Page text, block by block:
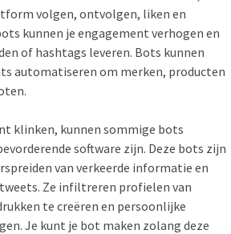
volgen, ontvolgen, liken en
kunnen je engagement verhogen en
of hashtags leveren. Bots kunnen
automatiseren om merken, producten
klinken, kunnen sommige bots
software zijn. Deze bots zijn
van verkeerde informatie en
Ze infiltreren profielen van
te creëren en persoonlijke
Je kunt je bot maken zolang deze